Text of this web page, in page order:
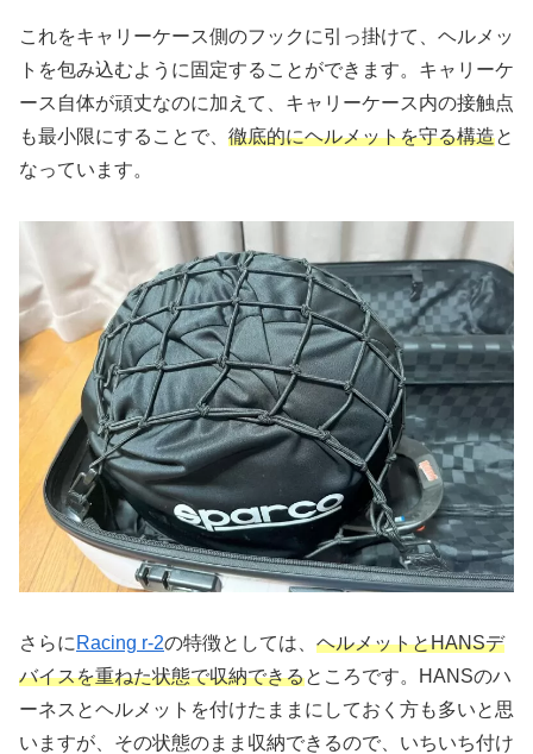
これをキャリーケース側のフックに引っ掛けて、ヘルメッ
トを包み込むように固定することができます。キャリーケ
ース自体が頑丈なのに加えて、キャリーケース内の接触点
も最小限にすることで、 徹底的にヘルメットを守る構造と
なっています。
さらに Racing r-2の特徴としては、 ヘルメットとHANSデ
バイスを重ねた状態で収納できるところです。HANSのハ
ーネスとヘルメットを付けたままにしておく方も多いと思
いますが、その状態のまま収納できるので、いちいち付け